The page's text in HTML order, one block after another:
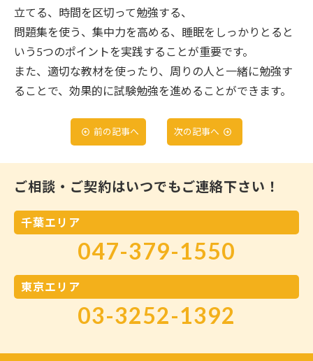
立てる、時間を区切って勉強する、
問題集を使う、集中力を高める、睡眠をしっかりとると
いう5つのポイントを実践することが重要です。
また、適切な教材を使ったり、周りの人と一緒に勉強す
ることで、効果的に試験勉強を進めることができます。
前の記事へ 次の記事へ
ご相談・ご契約はいつでもご連絡下さい！
千葉エリア
047-379-1550
東京エリア
03-3252-1392